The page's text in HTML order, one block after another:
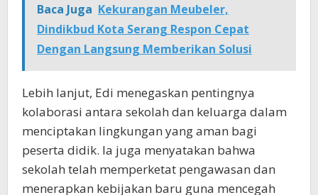
Baca Juga Kekurangan Meubeler,
Dindikbud Kota Serang Respon Cepat
Dengan Langsung Memberikan Solusi
Lebih lanjut, Edi menegaskan pentingnya
kolaborasi antara sekolah dan keluarga dalam
menciptakan lingkungan yang aman bagi
peserta didik. Ia juga menyatakan bahwa
sekolah telah memperketat pengawasan dan
menerapkan kebijakan baru guna mencegah